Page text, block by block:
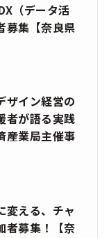
（データ活
募集【奈良県
ザイン経営の
が語る実践
産業局主催事
変える、チャ
者募集！【奈